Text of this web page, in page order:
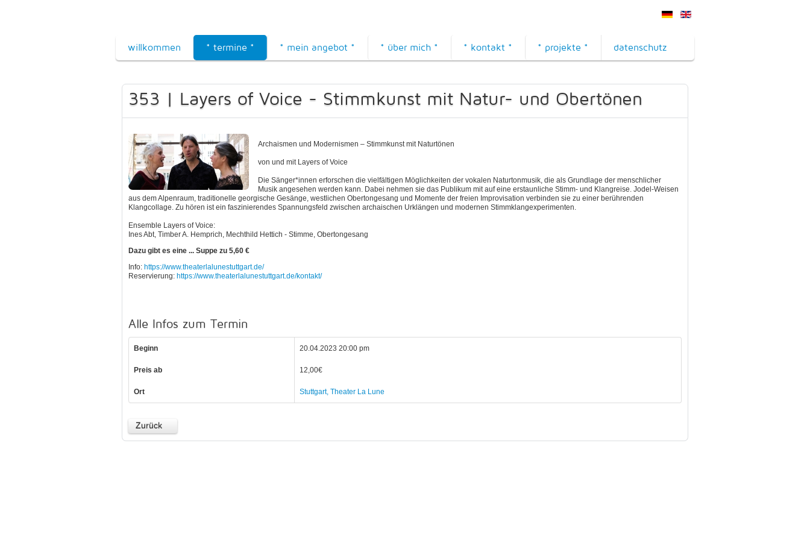
willkommen * termine * * mein angebot * * über mich * * kontakt * * projekte * datenschutz
353 | Layers of Voice - Stimmkunst mit Natur- und Obertönen
Archaismen und Modernismen – Stimmkunst mit Naturtönen
von und mit Layers of Voice
Die Sänger*innen erforschen die vielfältigen Möglichkeiten der vokalen Naturtonmusik, die als Grundlage der menschlicher
Musik angesehen werden kann. Dabei nehmen sie das Publikum mit auf eine erstaunliche Stimm- und Klangreise. Jodel-Weisen
aus dem Alpenraum, traditionelle georgische Gesänge, westlichen Obertongesang und Momente der freien Improvisation verbinden sie zu einer berührenden
Klangcollage. Zu hören ist ein faszinierendes Spannungsfeld zwischen archaischen Urklängen und modernen Stimmklangexperimenten.
Ensemble Layers of Voice:
Ines Abt, Timber A. Hemprich, Mechthild Hettich - Stimme, Obertongesang
Dazu gibt es eine ... Suppe zu 5,60 €
Info: https://www.theaterlalunestuttgart.de/
Reservierung: https://www.theaterlalunestuttgart.de/kontakt/
Alle Infos zum Termin
Beginn 20.04.2023 20:00 pm
Preis ab 12,00€
Ort Stuttgart, Theater La Lune
Zurück